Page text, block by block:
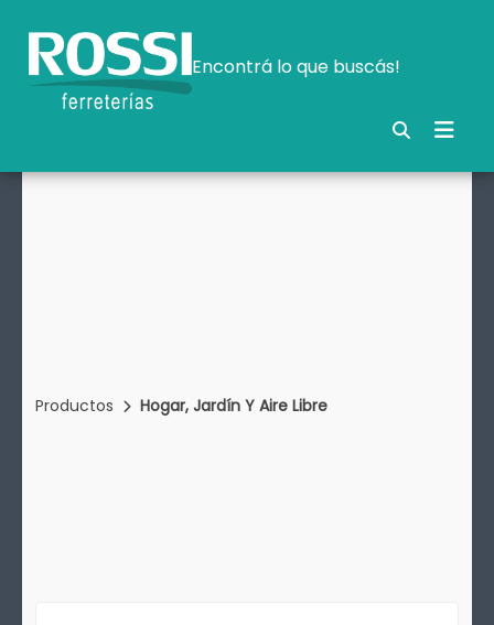
Encontrá lo que buscás!
Productos Hogar, Jardín Y Aire Libre